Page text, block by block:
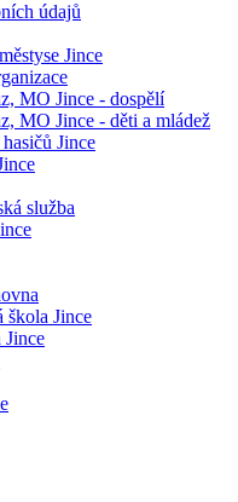
údajů
Jince
MO Jince - dospělí
MO Jince - děti a mládež
Jince
služba
škola Jince
Jince